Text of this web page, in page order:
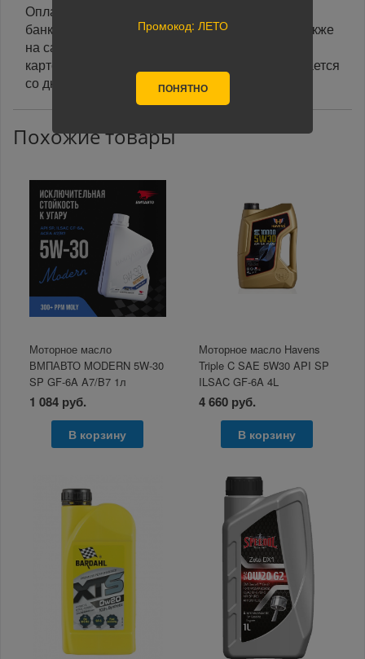
Оплата заказа осуществляется наличными или
банковской картой курьеру при получении, а также
на сайте при оформлении заказа. При оплате
картой на сайте указанный срок доставки считается
со дня поступления оплаты.
Похожие товары
Моторное масло
ВМПАВТО MODERN 5W-30
SP GF-6A A7/B7 1л
1 084 руб.
В корзину
Моторное масло Havens
Triple C SAE 5W30 API SP
ILSAC GF-6A 4L
4 660 руб.
В корзину
Промокод: ЛЕТО
ПОНЯТНО